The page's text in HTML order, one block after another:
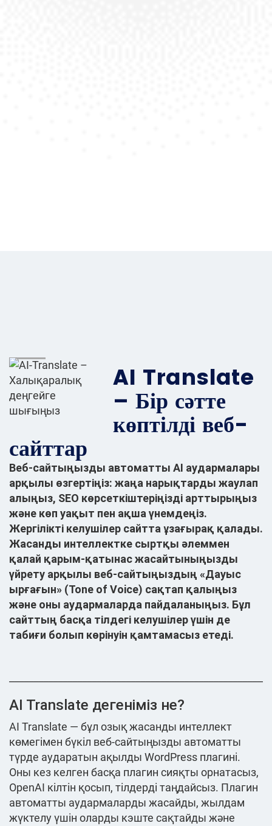
AI Translate
– Бір сәтте
көптілді веб-
сайттар
Веб-сайтыңызды автоматты AI аудармалары
арқылы өзгертіңіз: жаңа нарықтарды жаулап
алыңыз, SEO көрсеткіштеріңізді арттырыңыз
және көп уақыт пен ақша үнемдеңіз.
Жергілікті келушілер сайтта ұзағырақ қалады.
Жасанды интеллектке сыртқы әлеммен
қалай қарым-қатынас жасайтыныңызды
үйрету арқылы веб-сайтыңыздың «Дауыс
ырғағын» (Tone of Voice) сақтап қалыңыз
және оны аудармаларда пайдаланыңыз. Бұл
сайттың басқа тілдегі келушілер үшін де
табиғи болып көрінуін қамтамасыз етеді.
AI Translate дегеніміз не?
AI Translate — бұл озық жасанды интеллект
көмегімен бүкіл веб-сайтыңызды автоматты
түрде аударатын ақылды WordPress плагині.
Оны кез келген басқа плагин сияқты орнатасыз,
OpenAI кілтін қосып, тілдерді таңдайсыз. Плагин
автоматты аудармаларды жасайды, жылдам
жүктелу үшін оларды кэште сақтайды және